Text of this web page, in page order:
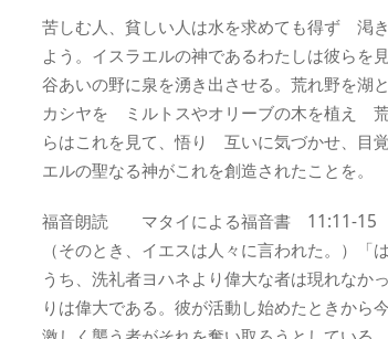
苦しむ人、貧しい人は水を求めても得ず 渇
よう。イスラエルの神であるわたしは彼ら
谷あいの野に泉を湧き出させる。荒れ野を
カシヤを ミルトスやオリーブの木を植え
らはこれを見て、悟り 互いに気づかせ、
エルの聖なる神がこれを創造されたことを。
福音朗読 マタイによる福音書 11:11-15
（そのとき、イエスは人々に言われた。）
うち、洗礼者ヨハネより偉大な者は現れなか
りは偉大である。彼が活動し始めたときから